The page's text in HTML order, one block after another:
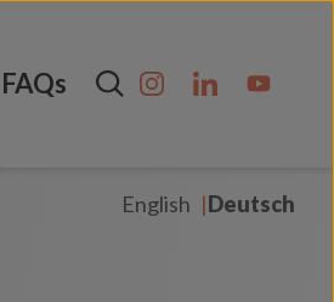
FAQs
English Deutsch